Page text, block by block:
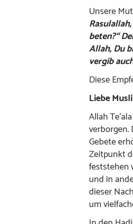
Unsere
beten?“
Allah, Du
vergib
Diese
Liebe
Allah
verborgen.
Gebete
Zeitpunkt
feststehen
und in
dieser
um